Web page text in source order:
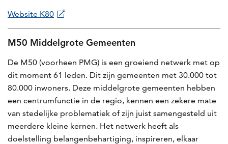
Website K80
M50 Middelgrote Gemeenten
De M50 (voorheen PMG) is een groeiend netwerk met op
dit moment 61 leden. Dit zijn gemeenten met 30.000 tot
80.000 inwoners. Deze middelgrote gemeenten hebben
een centrumfunctie in de regio, kennen een zekere mate
van stedelijke problematiek of zijn juist samengesteld uit
meerdere kleine kernen. Het netwerk heeft als
doelstelling belangenbehartiging, inspireren, elkaar